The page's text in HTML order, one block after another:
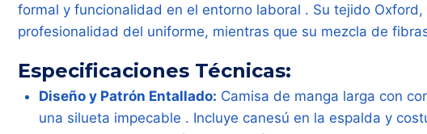
formal y funcionalidad en el entorno laboral . Su tejido
profesionalidad del uniforme, mientras que su mezcla de
Especificaciones Técnicas:
Diseño y Patrón Entallado: Camisa de manga larga con
una silueta impecable . Incluye canesú en la espalda y